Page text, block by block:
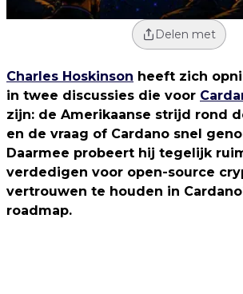
Delen met
Charles Hoskinson heeft zich
in twee discussies die voor
zijn: de Amerikaanse strijd rond
en de vraag of Cardano snel
Daarmee probeert hij tegelijk
verdedigen voor open-source
vertrouwen te houden in
roadmap.